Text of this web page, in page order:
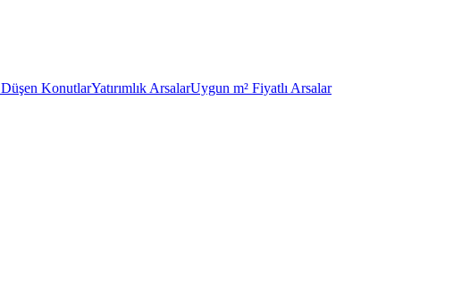
Düşen KonutlarYatırımlık ArsalarUygun m² Fiyatlı Arsalar